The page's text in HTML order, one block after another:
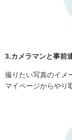
3.カメラマンと事前
撮りたい写真のイメ
マイページからやり